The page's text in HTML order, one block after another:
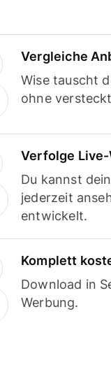
Vergleiche
Wise tauscht
ohne
Verfolge
Du kannst
jederzeit
entwickelt.
Komplett
Download in
Werbung.